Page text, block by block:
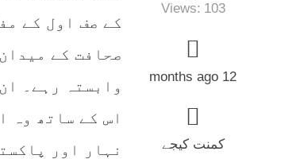
Views: 103
12 months ago
کمنت کیجے
کے صف اول کے
صحافت کے
وابستہ رہے۔
اس کے ساتھ وہ
نہار اور